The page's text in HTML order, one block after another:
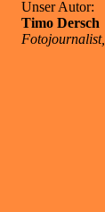
Unser Autor:
Timo Dersch